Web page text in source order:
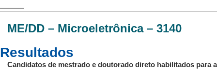
ME/DD – Microeletrônica – 3140
Resultados
Candidatos de mestrado e doutorado direto habilitados para